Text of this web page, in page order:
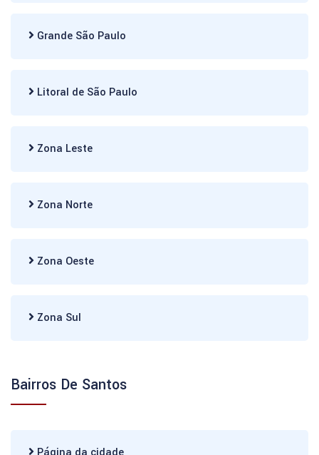
Grande São Paulo
Litoral de São Paulo
Zona Leste
Zona Norte
Zona Oeste
Zona Sul
Bairros De Santos